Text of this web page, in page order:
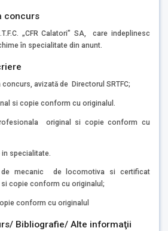
concurs
„CFR Calatori” SA, care indeplinesc
în specialitate din anunt.
avizată de Directorul SRTFC;
si copie conform cu originalul.
original si copie conform cu
specialitate.
de mecanic de locomotiva si certificat
copie conform cu originalul;
conform cu originalul
Bibliografie/ Alte informaţii